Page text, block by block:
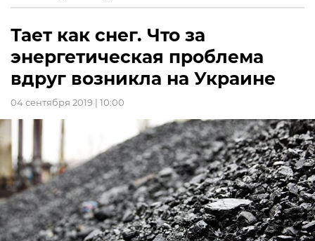
Тает как снег. Что за
энергетическая проблема
вдруг возникла на Украине
04 сентября 2019 | 10:00